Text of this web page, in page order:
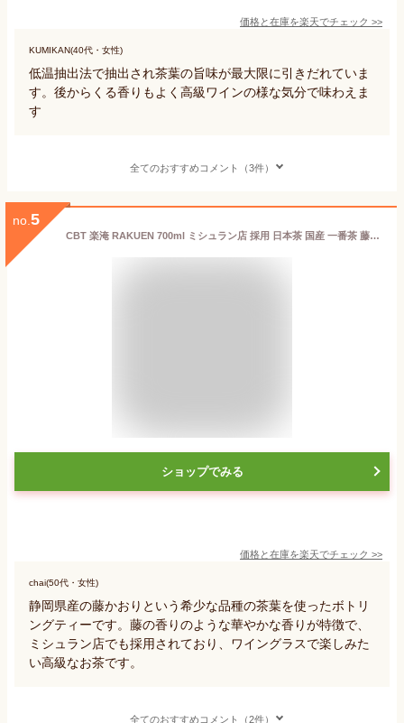
価格と在庫を楽天でチェック >>
KUMIKAN(40代・女性)
低温抽出法で抽出され茶葉の旨味が最大限に引きだれていま
す。後からくる香りもよく高級ワインの様な気分で味わえま
す
全てのおすすめコメント（3件）
no. 5
CBT 楽淹 RAKUEN 700ml ミシュラン店 採用 日本茶 国産 一番茶 藤かおり お茶 緑茶 冷茶 ボトリングティー フルボトル 希少 ノンアルコール ドリンク 誕生日 母の日 父の日 敬老の日クリスマス 御祝 結婚祝 内祝 御中元 御歳暮 御年賀 ボトルティー 熨斗 贈答 ギフト
ショップでみる
価格と在庫を楽天でチェック >>
chai(50代・女性)
静岡県産の藤かおりという希少な品種の茶葉を使ったボトリ
ングティーです。藤の香りのような華やかな香りが特徴で、
ミシュラン店でも採用されており、ワイングラスで楽しみた
い高級なお茶です。
全てのおすすめコメント（2件）